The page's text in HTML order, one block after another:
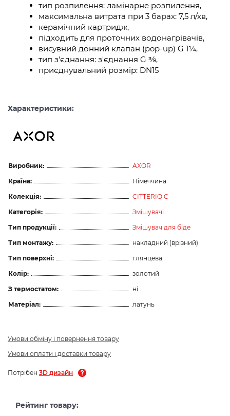
тип розпилення: ламінарне розпилення,
максимальна витрата при 3 барах: 7,5 л/хв,
керамічний картридж,
підходить для проточних водонагрівачів,
висувний донний клапан (pop-up) G 1¼,
тип з'єднання: з'єднання G ⅜,
приєднувальний розмір: DN15
Характеристики:
Виробник:
AXOR
Країна:
Німеччина
Колекція:
CITTERIO C
Категорія:
Змішувачі
Тип продукції:
Змішувач для біде
Тип монтажу:
накладний (врізний)
Тип поверхні:
глянцева
Колір:
золотий
З термостатом:
ні
Матеріал:
латунь
Умови обміну і повернення товару
Умови оплати і доставки товару
Потрібен 3D дизайн
Рейтинг товару: